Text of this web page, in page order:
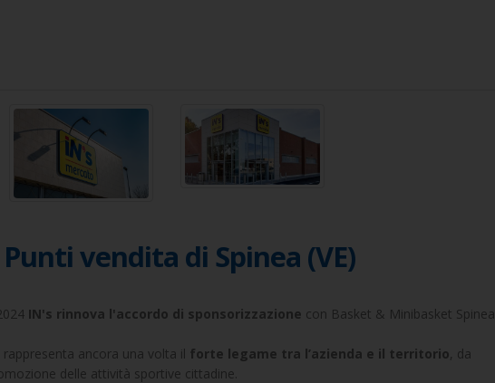
vendita di Spinea (VE)
IN's rinnova l'accordo di sponsorizzazione con Basket & Minibasket Spinea.
ancora una volta il forte legame tra l’azienda e il territorio, da
delle attività sportive cittadine.